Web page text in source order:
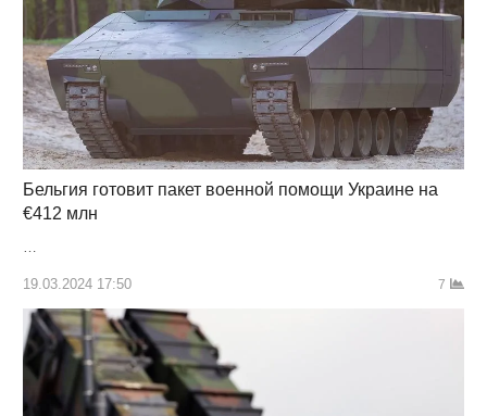
Бельгия готовит пакет военной помощи Украине на
€412 млн
19.03.2024 17:50 7